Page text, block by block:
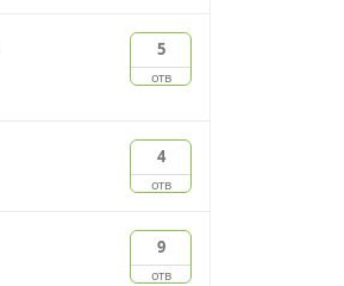
5
отв
4
отв
9
отв